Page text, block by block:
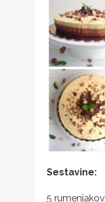
Sestavine:
5 rumenjakov